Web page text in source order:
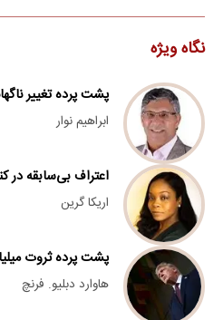
نگاه ویژه
پشت پرده تغییر
ابراهیم نوار
اعتراف بی‌سابقه در
اریکا گرین
پشت پرده ثروت
هاوارد دبلیو. فرنچ